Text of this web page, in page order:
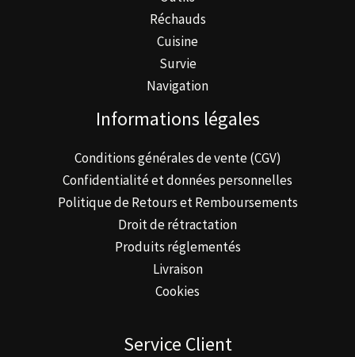
Réchauds
Cuisine
Survie
Navigation
Informations légales
Conditions générales de vente (CGV)
Confidentialité et données personnelles
Politique de Retours et Remboursements
Droit de rétractation
Produits réglementés
Livraison
Cookies
Service Client